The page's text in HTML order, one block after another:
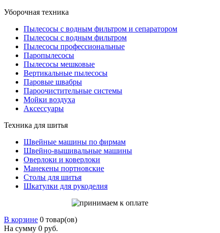
Уборочная техника
Пылесосы с водным фильтром и сепаратором
Пылесосы с водным фильтром
Пылесосы профессиональные
Паропылесосы
Пылесосы мешковые
Вертикальные пылесосы
Паровые швабры
Пароочистительные системы
Мойки воздуха
Аксессуары
Техника для шитья
Швейные машины по фирмам
Швейно-вышивальные машины
Оверлоки и коверлоки
Манекены портновские
Столы для шитья
Шкатулки для рукоделия
В корзине 0 товар(ов)
На сумму 0 руб.